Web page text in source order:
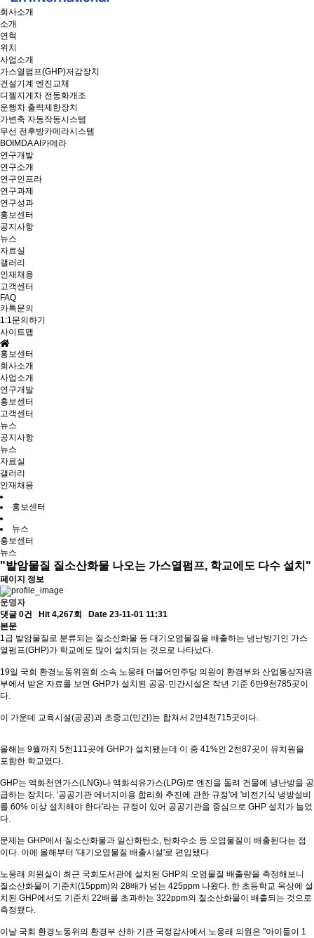
회사소개
소개
연혁
위치
사업소개
가스열펌프(GHP)저감장치
건설기계 엔진교체
디젤지게차 전동화개조
운행차 출력제한장치
가변축 자동작동시스템
무선 전후방카메라시스템
BOIMDA AI카메라
연구개발
연구소개
연구인프라
연구과제
연구성과
홍보센터
공지사항
뉴스
자료실
갤러리
인재채용
고객센터
FAQ
카톡문의
1:1문의하기
사이트맵
홍보센터
회사소개
사업소개
연구개발
홍보센터
고객센터
뉴스
공지사항
뉴스
자료실
갤러리
인재채용
홍보센터
뉴스
홍보센터
뉴스
"발암물질 질소산화물 나오는 가스열펌프, 학교에도 다수 설치"
페이지 정보
운영자
댓글 0건
Hit 4,267회
Date 23-11-01 11:31
본문
1급 발암물질로 분류되는 질소산화물 등 대기오염물질을 배출하는 냉난방기인 가스
열펌프(GHP)가 학교에도 많이 설치되는 것으로 나타났다.
19일 국회 환경노동위원회 소속 노웅래 더불어민주당 의원이 환경부와 산업통상자원
부에서 받은 자료를 보면 GHP가 설치된 공공·민간시설은 작년 기준 6만9천785곳이
다.
이 가운데 교육시설(공공)과 초중고(민간)는 합쳐서 2만4천715곳이다.
올해는 9월까지 5천111곳에 GHP가 설치됐는데 이 중 41%인 2천87곳이 유치원을
포함한 학교였다.
GHP는 액화천연가스(LNG)나 액화석유가스(LPG)로 엔진을 돌려 건물에 냉난방을 공
급하는 장치다. '공공기관 에너지이용 합리화 추진에 관한 규정'에 '비전기식 냉방설비
를 60% 이상 설치해야 한다'라는 규정이 있어 공공기관을 중심으로 GHP 설치가 늘었
다.
문제는 GHP에서 질소산화물과 일산화탄소, 탄화수소 등 오염물질이 배출된다는 점
이다. 이에 올해부터 '대기오염물질 배출시설'로 편입됐다.
노웅래 의원실이 최근 국회도서관에 설치된 GHP의 오염물질 배출량을 측정해보니
질소산화물이 기준치(15ppm)의 28배가 넘는 425ppm 나왔다. 한 초등학교 옥상에 설
치된 GHP에서도 기준치 22배를 초과하는 322ppm의 질소산화물이 배출되는 것으로
측정됐다.
이날 국회 환경노동위의 환경부 산하 기관 국정감사에서 노웅래 의원은 "아이들이 1